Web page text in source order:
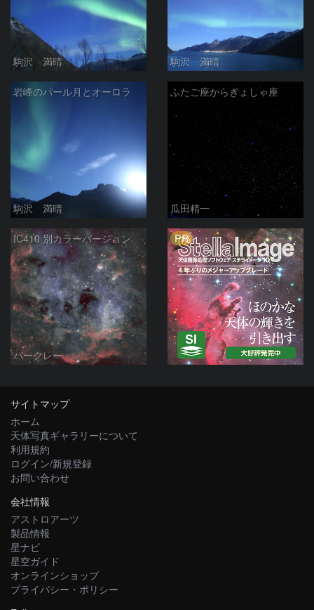
駒沢 満晴 駒沢 満晴
岩峰のパール月とオーロラ
駒沢 満晴
ふたご座からぎょしゃ座
瓜田精一
IC410 別カラーバージョン
バークレー
PR
サイトマップ
ホーム
天体写真ギャラリーについて
利用規約
ログイン/新規登録
お問い合わせ
会社情報
アストロアーツ
製品情報
星ナビ
星空ガイド
オンラインショップ
プライバシー・ポリシー